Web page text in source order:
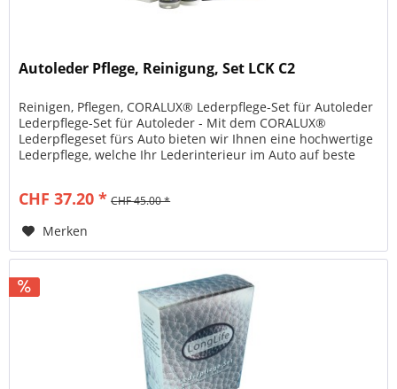
Autoleder Pflege, Reinigung, Set LCK C2
Reinigen, Pflegen, CORALUX® Lederpflege-Set für Autoleder
Lederpflege-Set für Autoleder - Mit dem CORALUX®
Lederpflegeset fürs Auto bieten wir Ihnen eine hochwertige
Lederpflege, welche Ihr Lederinterieur im Auto auf beste
CHF 37.20 * CHF 45.00 *
Merken